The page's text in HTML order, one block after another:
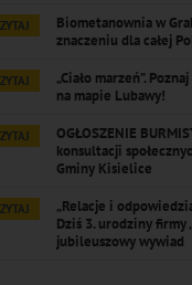
Biometanownia w
znaczeniu dla całej
„Ciało marzeń”.
na mapie Lubawy!
OGŁOSZENIE
konsultacji
Gminy Kisielice
„Relacje i
Dziś 3. urodziny firmy
jubileuszowy wywiad